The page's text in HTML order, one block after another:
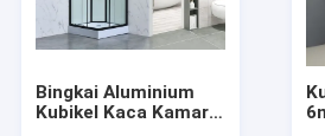
Pertunjukan VR
Bingkai Aluminium
Kubikel Kaca Kamar